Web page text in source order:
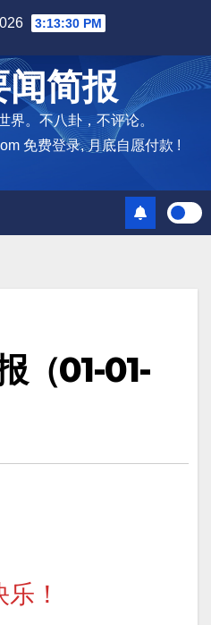
3:13:31 PM
简报
界。不八卦，不评论。
免费登录, 月底自愿付款 !
（01-01-
！